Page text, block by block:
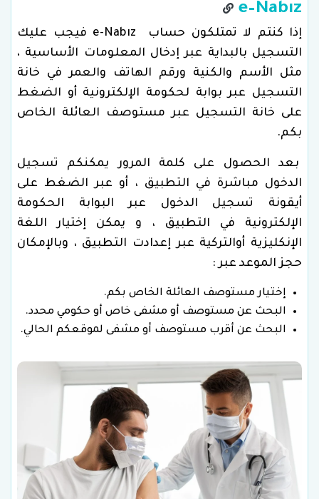
e–Nabız
إذا كنتم لا تمتلكون حساب e-Nabız فيجب عليك
التسجيل بالبداية عبر إدخال المعلومات الأساسية ،
مثل الأسم والكنية ورقم الهاتف والعمر في خانة
التسجيل عبر بوابة لحكومة الإلكترونية أو الضغط
على خانة التسجيل عبر مستوصف العائلة الخاص
بكم.
بعد الحصول على كلمة المرور يمكنكم تسجيل
الدخول مباشرة في التطبيق ، أو عبر الضغط على
أيقونة تسجيل الدخول عبر البوابة الحكومة
الإلكترونية في التطبيق ، و يمكن إختيار اللغة
الإنكليزية أوالتركية عبر إعدادت التطبيق ، وبالإمكان
حجز الموعد عبر :
إختيار مستوصف العائلة الخاص بكم.
البحث عن مستوصف أو مشفى خاص أو حكومي محدد.
البحث عن أقرب مستوصف أو مشفى لموقعكم الحالي.